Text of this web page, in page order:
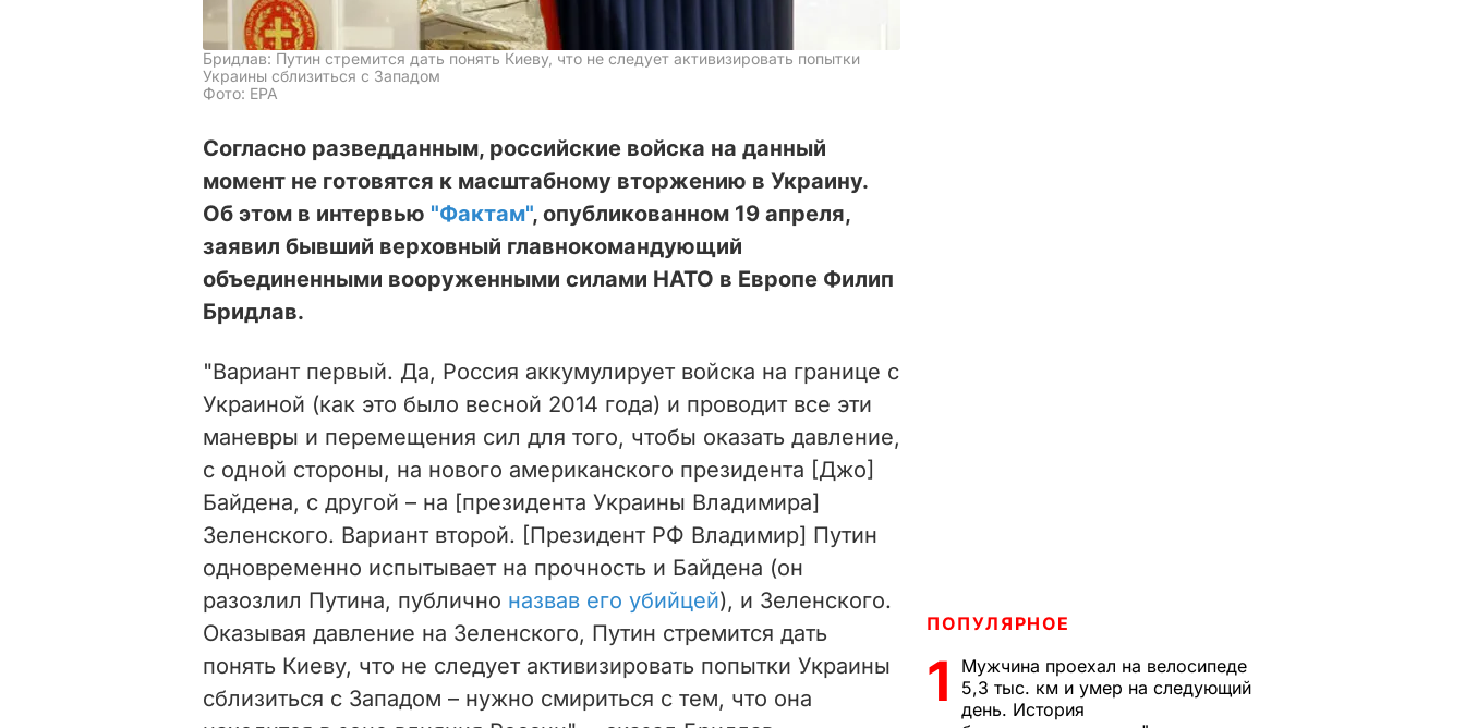
Бридлав: Путин стремится дать понять Киеву, что не следует активизировать попытки
Украины сблизиться с Западом
Фото: ЕРА
Согласно разведданным, российские войска на данный
момент не готовятся к масштабному вторжению в Украину.
Об этом в интервью "Фактам", опубликованном 19 апреля,
заявил бывший верховный главнокомандующий
объединенными вооруженными силами НАТО в Европе Филип
Бридлав.
"Вариант первый. Да, Россия аккумулирует войска на границе с
Украиной (как это было весной 2014 года) и проводит все эти
маневры и перемещения сил для того, чтобы оказать давление,
с одной стороны, на нового американского президента [Джо]
Байдена, с другой – на [президента Украины Владимира]
Зеленского. Вариант второй. [Президент РФ Владимир] Путин
одновременно испытывает на прочность и Байдена (он
разозлил Путина, публично назвав его убийцей), и Зеленского.
Оказывая давление на Зеленского, Путин стремится дать
понять Киеву, что не следует активизировать попытки Украины
сблизиться с Западом – нужно смириться с тем, что она
ПОПУЛЯРНОЕ
1
Мужчина проехал на велосипеде
5,3 тыс. км и умер на следующий
день. История